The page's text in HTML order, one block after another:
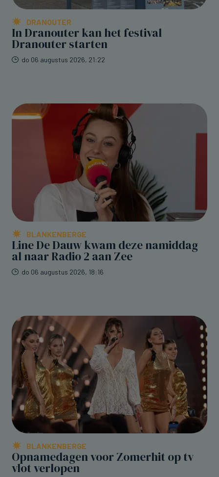
DRANOUTER
In Dranouter kan het festival
Dranouter starten
do 06 augustus 2026, 21:22
BLANKENBERGE
Line De Dauw kwam deze namiddag
al naar Radio 2 aan Zee
do 06 augustus 2026, 18:16
BLANKENBERGE
Opnamedagen voor Zomerhit op tv
vlot verlopen